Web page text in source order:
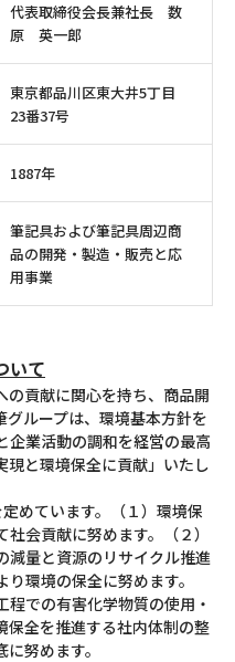
代表取締役会長兼社長 数
原 英一郎
東京都品川区東大井5丁目
23番37号
1887年
筆記具および筆記具周辺商
品の開発・製造・販売と応
用事業
いて
貢献に関心を持ち、商品開
ループは、環境基本方針を
企業活動の調和を経営の最高
現と環境保全に貢献」いたし
めています。（１）環境保
会貢献に努めます。（２）
減量と資源のリサイクル推進
環境の保全に努めます。
程での有害化学物質の使用・
保全を推進する社内体制の整
努めます。